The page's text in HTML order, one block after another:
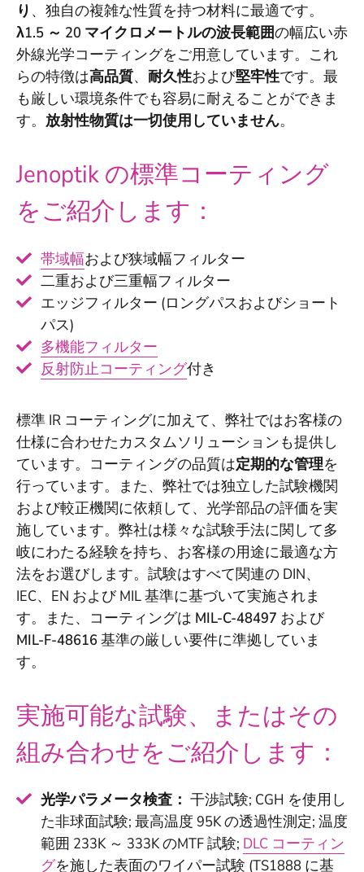
り 、独自の複雑な性質を持つ材料に最適です。
λ1.5 ～ 20 マイクロメートルの波長範囲の幅広い赤
外線光学コーティングをご用意しています。これ
らの特徴は高品質、 耐久性および堅牢性です。最
も厳しい環境条件でも容易に耐えることができま
す。 放射性物質は一切使用していません。
Jenoptik の標準コーティング
をご紹介します：
帯域幅および狭域幅フィルター
二重および三重幅フィルター
エッジフィルター (ロングパスおよびショート
パス)
多機能フィルター
反射防止コーティング付き
標準 IR コーティングに加えて、弊社ではお客様の
仕様に合わせたカスタムソリューションも提供し
ています。コーティングの品質は定期的な管理を
行っています。また、弊社では独立した試験機関
および較正機関に依頼して、光学部品の評価を実
施しています。弊社は様々な試験手法に関して多
岐にわたる経験を持ち、お客様の用途に最適な方
法をお選びします。試験はすべて関連の DIN、
IEC、EN および MIL 基準に基づいて実施されま
す。また、コーティングは MIL-C-48497 および
MIL-F-48616 基準の厳しい要件に準拠していま
す。
実施可能な試験、またはその
組み合わせをご紹介します：
光学パラメータ検査： 干渉試験; CGH を使用し
た非球面試験; 最高温度 95K の透過性測定; 温度
範囲 233K ～ 333K のMTF 試験; DLC コーティン
グを施した表面のワイパー試験 (TS1888 に基